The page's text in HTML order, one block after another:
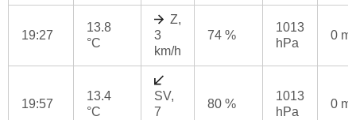
19:27
13.8
°C
Z,
3
km/h
74 %
1013
hPa
0
19:57
13.4
°C
SV,
7
80 %
1013
hPa
0